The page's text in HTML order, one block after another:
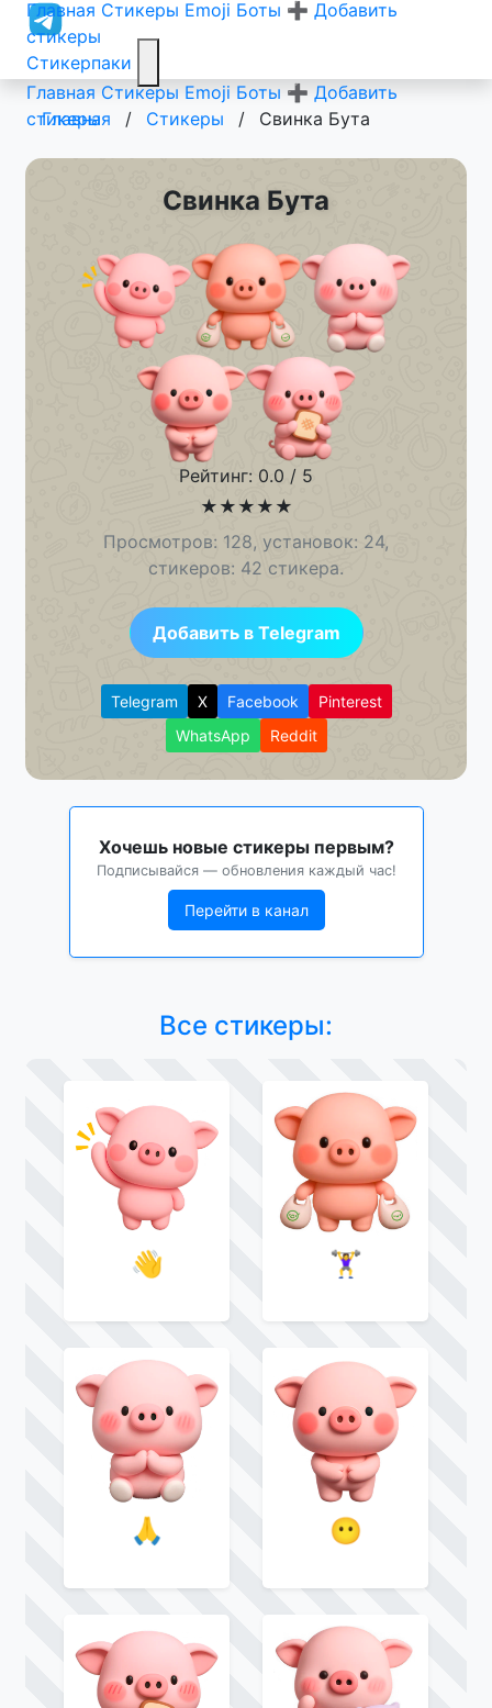
Стикерпаки
Главная Стикеры Emoji Боты ➕ Добавить
стикеры
Главная Стикеры Emoji Боты ➕ Добавить
стикеры
Главная / Стикеры / Свинка Бута
Свинка Бута
Рейтинг: 0.0 / 5
★ ★ ★ ★ ★
Просмотров: 128, установок: 24,
стикеров: 42 стикера.
Добавить в Telegram
Telegram X Facebook
Pinterest
WhatsApp
Reddit
Хочешь новые стикеры первым?
Подписывайся — обновления каждый час!
Перейти в канал
Все стикеры:
👋 🏋‍♀
🙏 😶